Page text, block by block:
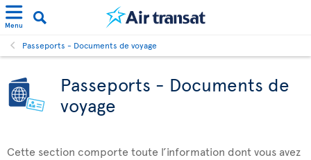
Menu
Passeports - Documents de voyage
Passeports - Documents de
voyage
Cette section comporte toute l’information dont vous avez